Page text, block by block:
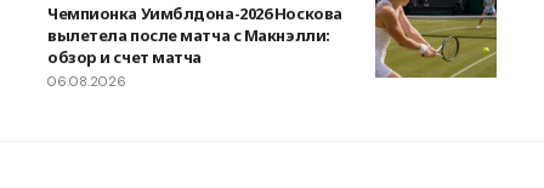
Чемпионка Уимблдона-2026 Носкова
вылетела после матча с Макнэлли:
обзор и счет матча
06.08.2026